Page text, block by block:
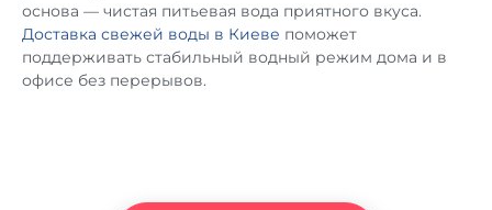
основа — чистая питьевая вода приятного вкуса.
Доставка свежей воды в Киеве поможет
поддерживать стабильный водный режим дома и в
офисе без перерывов.